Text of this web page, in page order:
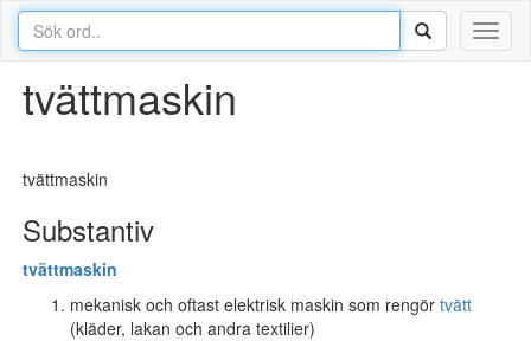
tvättmaskin
tvättmaskin
Substantiv
tvättmaskin
mekanisk och oftast elektrisk maskin som rengör tvätt
(kläder, lakan och andra textilier)